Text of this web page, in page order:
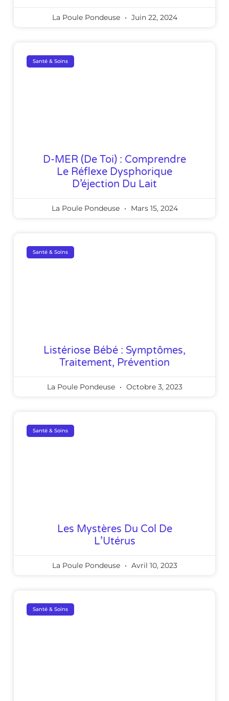
La Poule Pondeuse Juin 22, 2024
Santé & Soins
D-MER (de Toi) : Comprendre
Le Réflexe Dysphorique
D’éjection Du Lait
La Poule Pondeuse Mars 15, 2024
Santé & Soins
Listériose Bébé : Symptômes,
Traitement, Prévention
La Poule Pondeuse Octobre 3, 2023
Santé & Soins
Les Mystères Du Col De
L’Utérus
La Poule Pondeuse Avril 10, 2023
Santé & Soins